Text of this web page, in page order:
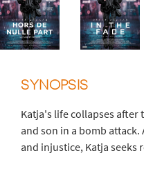
SYNOPSIS
Katja's life collapses after
and son in a bomb
and injustice, Katja seeks